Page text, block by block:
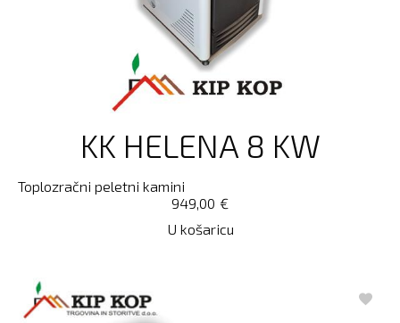
KK HELENA 8 KW
Toplozračni peletni kamini
€
949,00
U košaricu